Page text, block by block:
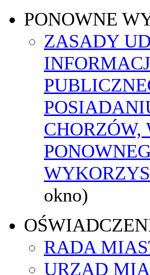
PONOWNE
ZASADY
okno)
RADA
URZĄD